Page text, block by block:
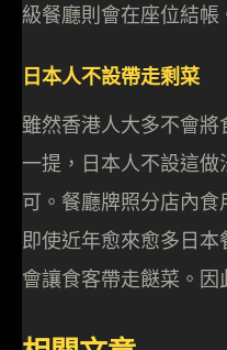
級餐廳則會在座位結帳
日本人不設帶走剩菜
雖然香港人大多不會
一提，日本人不設這
可。餐廳牌照分店內食
即使近年愈來愈多日
會讓食客帶走餸菜。因